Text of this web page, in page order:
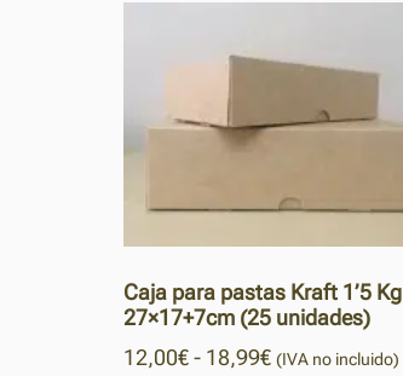
Caja para pastas Kraft 1’5 Kg
27×17+7cm (25 unidades)
12,00€- 18,99€ (IVA no incluido)